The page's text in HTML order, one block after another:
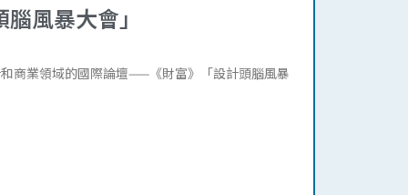
風暴大會」
商業領域的國際論壇——《財富》「設計頭腦風暴